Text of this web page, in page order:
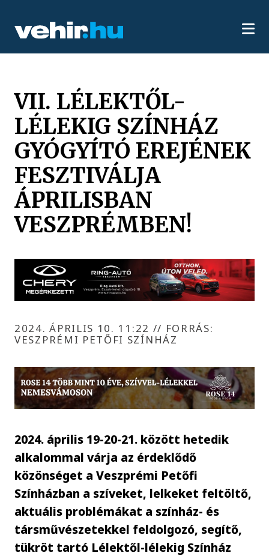
VII. LÉLEKTŐL-
LÉLEKIG SZÍNHÁZ
GYÓGYÍTÓ EREJÉNEK
FESZTIVÁLJA
ÁPRILISBAN
VESZPRÉMBEN!
2024. ÁPRILIS 10. 11:22 // FORRÁS:
VESZPRÉMI PETŐFI SZÍNHÁZ
2024. április 19-20-21. között hetedik
alkalommal várja az érdeklődő
közönséget a Veszprémi Petőfi
Színházban a szíveket, lelkeket feltöltő,
aktuális problémákat a színház- és
társművészetekkel feldolgozó, segítő,
tükröt tartó Lélektől-lélekig Színház